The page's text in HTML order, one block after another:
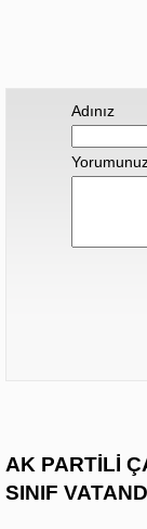
Adınız
AK PARTİLİ
SINIF